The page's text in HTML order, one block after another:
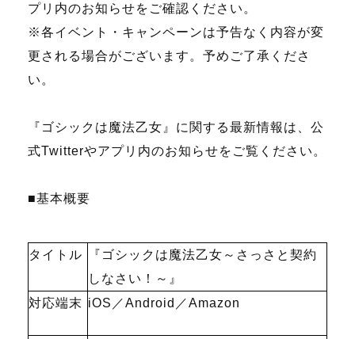
プリ内のお知らせをご確認ください。
※各イベント・キャンペーンは予告なく内容が変
更される場合がございます。予めご了承くださ
い。
『ゴシックは魔法乙女』に関する最新情報は、公
式Twitterやアプリ内のお知らせをご覧ください。
■基本概要
タイトル
『ゴシックは魔法乙女～さっさと契約
しなさい！～』
対応端末 iOS／Android／Amazon